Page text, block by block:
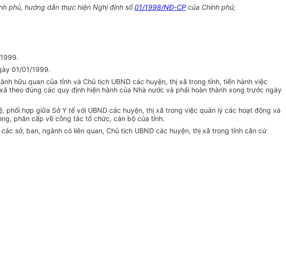
phủ, hướng dẫn thực hiện Nghị định số01/1998/NĐ-CP của Chính phủ;
01/01/1999.
hữu quan của tỉnh và Chủ tịch UBND các huyện, thị xã trong tỉnh, tiến hành việc
theo đúng các quy định hiện hành của Nhà nước và phải hoàn thành xong trước ngày
hợp giữa Sở Y tế với UBND các huyện, thị xã trong việc quản lý các hoạt động và
phân cấp về công tác tổ chức, cán bộ của tỉnh.
sở, ban, ngành có liên quan, Chủ tịch UBND các huyện, thị xã trong tỉnh căn cứ